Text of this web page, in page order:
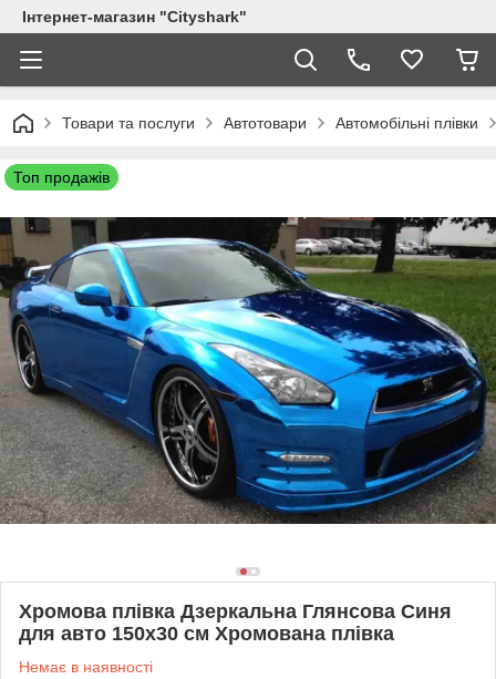
Інтернет-магазин "Сityshark"
Товари та послуги Автотовари Автомобільні плівки
Топ продажів
Хромова плівка Дзеркальна Глянсова Синя
для авто 150х30 см Хромована плівка
Немає в наявності